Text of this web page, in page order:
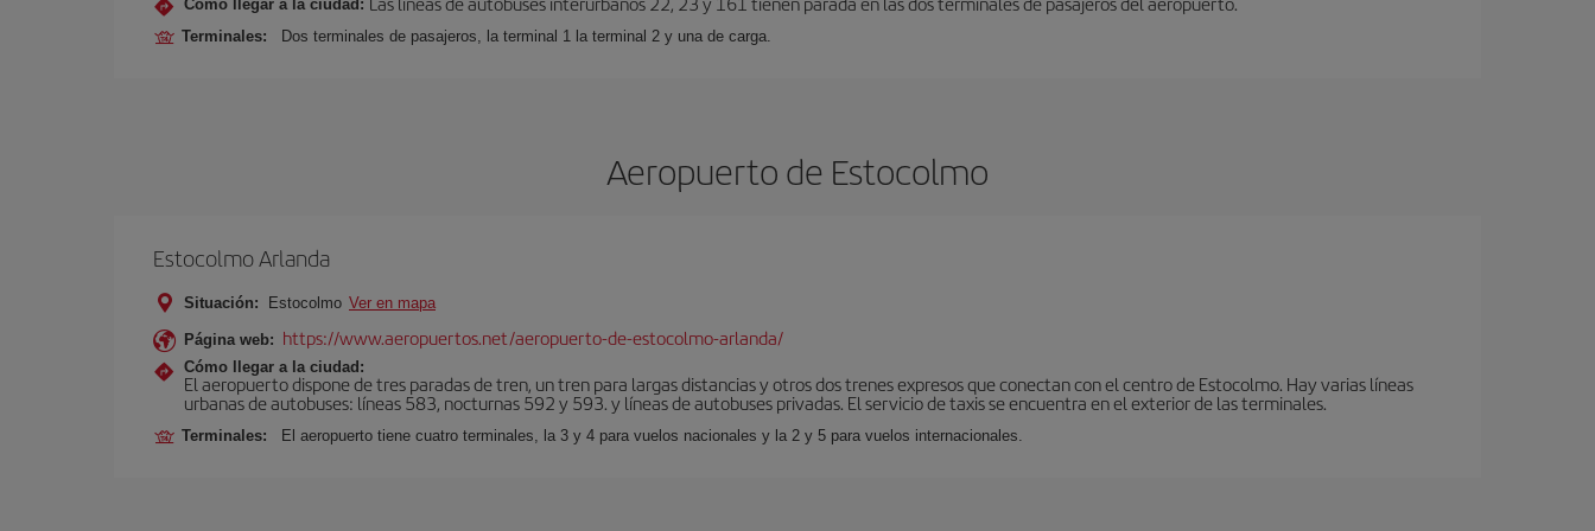
Cómo llegar a la ciudad:
Terminales: Dos terminales de pasajeros, la terminal 1 la terminal 2 y una de carga.
Aeropuerto de Estocolmo
Estocolmo Arlanda
Situación: Estocolmo Ver en mapa
Página web: https://www.aeropuertos.net/aeropuerto-de-estocolmo-arlanda/
Cómo llegar a la ciudad:
El aeropuerto dispone de tres paradas de tren, un tren para largas distancias y otros dos trenes expresos que conectan con el centro de Estocolmo. Hay varias líneas
urbanas de autobuses: líneas 583, nocturnas 592 y 593. y líneas de autobuses privadas. El servicio de taxis se encuentra en el exterior de las terminales.
Terminales: El aeropuerto tiene cuatro terminales, la 3 y 4 para vuelos nacionales y la 2 y 5 para vuelos internacionales.